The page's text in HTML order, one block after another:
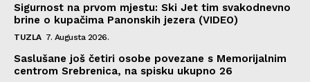
Sigurnost na prvom mjestu: Ski Jet tim svakodnevno
brine o kupačima Panonskih jezera (VIDEO)
TUZLA 7. Augusta 2026.
Saslušane još četiri osobe povezane s Memorijalnim
centrom Srebrenica, na spisku ukupno 26